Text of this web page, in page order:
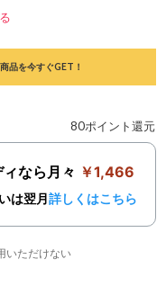
品を今すぐGET！
80ポイント還元
なら月々 ￥1,466
は翌月 詳しくはこちら
いただけない